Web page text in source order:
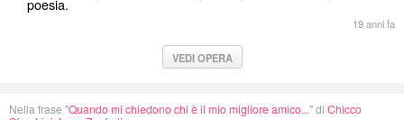
poesia.
19 anni fa
VEDI OPERA
Nella frase "Quando mi chiedono chi è il mio migliore amico..." di Chicco